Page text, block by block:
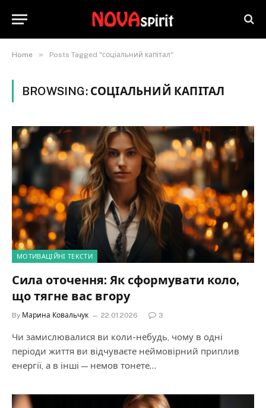
Home » Posts Tagged "соціальний капітал"
BROWSING: СОЦІАЛЬНИЙ КАПІТАЛ
МОТИВАЦІЙНІ ТЕКСТИ
Сила оточення: Як сформувати коло,
що тягне вас вгору
By Марина Ковальчук 22.01.2026 3
Чи замислювалися ви коли-небудь, чому в одні
періоди життя ви відчуваєте неймовірний приплив
енергії, а в інші — немов тонете…